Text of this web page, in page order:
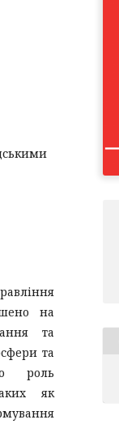
на
та
та
роль
як